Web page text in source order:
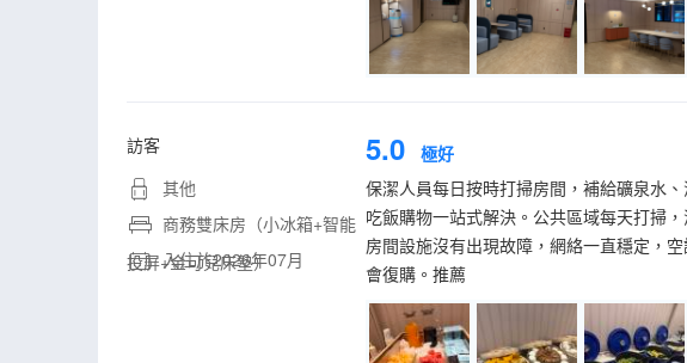
訪客
其他
商務雙床房（小冰箱+智能
投屏+金可兒床墊）
入住於2026年07月
5.0 極好
保潔人員每日按時打掃房間，補給礦泉水
吃飯購物一站式解決。公共區域每天打掃
房間設施沒有出現故障，網絡一直穩定，
會復購。推薦